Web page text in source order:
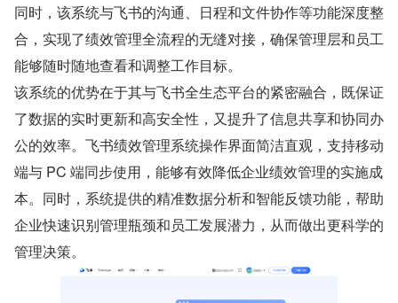
同时，该系统与飞书的沟通、日程和文件协作等功能深度整
合，实现了绩效管理全流程的无缝对接，确保管理层和员工
能够随时随地查看和调整工作目标。
该系统的优势在于其与飞书全生态平台的紧密融合，既保证
了数据的实时更新和高安全性，又提升了信息共享和协同办
公的效率。飞书绩效管理系统操作界面简洁直观，支持移动
端与 PC 端同步使用，能够有效降低企业绩效管理的实施成
本。同时，系统提供的精准数据分析和智能反馈功能，帮助
企业快速识别管理瓶颈和员工发展潜力，从而做出更科学的
管理决策。